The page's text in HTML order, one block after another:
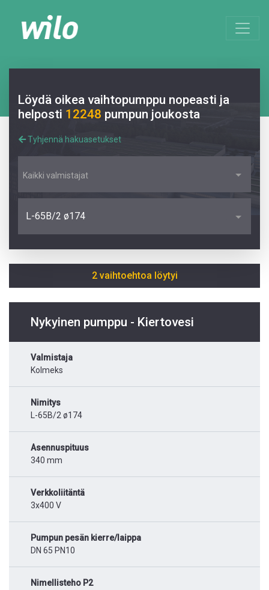
Löydä oikea vaihtopumppu nopeasti ja
helposti 12248 pumpun joukosta
Tyhjennä hakuasetukset
Kaikki valmistajat
L-65B/2 ø174
2 vaihtoehtoa löytyi
Nykyinen pumppu - Kiertovesi
Valmistaja
Kolmeks
Nimitys
L-65B/2 ø174
Asennuspituus
340 mm
Verkkoliitäntä
3x400 V
Pumpun pesän kierre/laippa
DN 65 PN10
Nimellisteho P2